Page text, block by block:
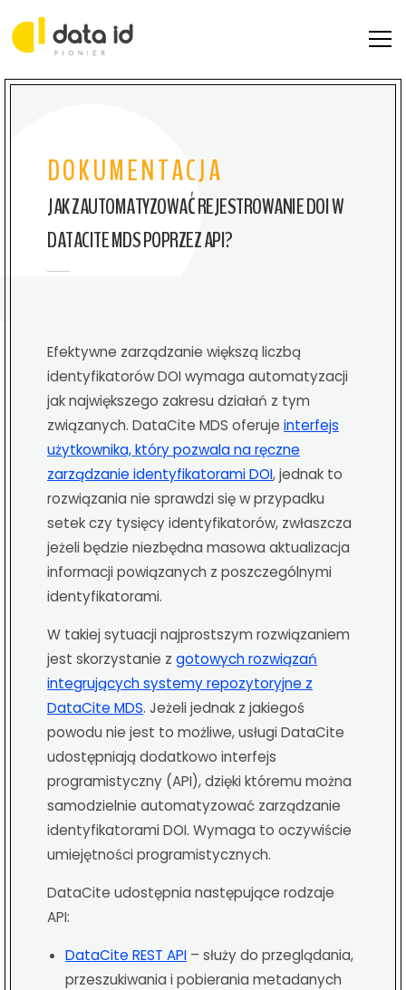
DOKUMENTACJA
KONTAKT
DOKUMENTACJA
JAK ZAUTOMATYZOWAĆ REJESTROWANIE DOI W
DATACITE MDS POPRZEZ API?
Efektywne zarządzanie większą liczbą
identyfikatorów DOI wymaga automatyzacji
jak największego zakresu działań z tym
związanych. DataCite MDS oferuje interfejs
użytkownika, który pozwala na ręczne
zarządzanie identyfikatorami DOI, jednak to
rozwiązania nie sprawdzi się w przypadku
setek czy tysięcy identyfikatorów, zwłaszcza
jeżeli będzie niezbędna masowa aktualizacja
informacji powiązanych z poszczególnymi
identyfikatorami.
W takiej sytuacji najprostszym rozwiązaniem
jest skorzystanie z gotowych rozwiązań
integrujących systemy repozytoryjne z
DataCite MDS. Jeżeli jednak z jakiegoś
powodu nie jest to możliwe, usługi DataCite
udostępniają dodatkowo interfejs
programistyczny (API), dzięki któremu można
samodzielnie automatyzować zarządzanie
identyfikatorami DOI. Wymaga to oczywiście
umiejętności programistycznych.
DataCite udostępnia następujące rodzaje
API:
DataCite REST API – służy do przeglądania,
przeszukiwania i pobierania metadanych